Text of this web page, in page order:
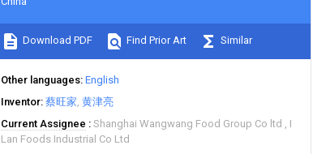
Download PDF Find Prior Art Similar
Other languages English
Inventor 蔡旺家 黄津亮
Current Assignee
Shanghai Wangwang Food Group Co ltd
I
Lan Foods Industrial Co Ltd